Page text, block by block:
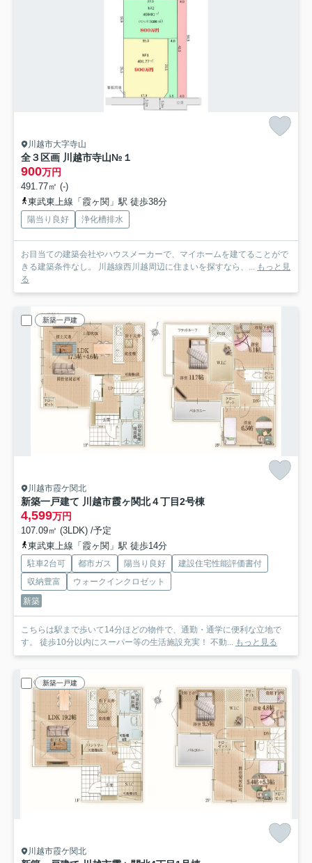
川越市大字寺山
全３区画 川越市寺山№１
900万円
491.77㎡ (-)
東武東上線「霞ヶ関」駅 徒歩38分
陽当り良好 浄化槽排水
お目当ての建築会社やハウスメーカーで、マイホームを建てることがで
きる建築条件なし。 川越線西川越周辺に住まいを探すなら、... もっと見
る
新築一戸建
川越市霞ケ関北
新築一戸建て 川越市霞ヶ関北４丁目2号棟
4,599万円
107.09㎡ (3LDK) /予定
東武東上線「霞ヶ関」駅 徒歩14分
駐車2台可 都市ガス 陽当り良好
建設住宅性能評価書付
収納豊富
ウォークインクロゼット
新築
こちらは駅まで歩いて14分ほどの物件で、通勤・通学に便利な立地で
す。 徒歩10分以内にスーパー等の生活施設充実！ 不動... もっと見る
新築一戸建
川越市霞ケ関北